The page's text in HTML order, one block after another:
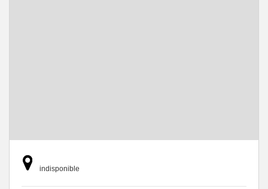
indisponible